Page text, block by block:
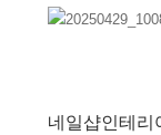
네일샵인테리